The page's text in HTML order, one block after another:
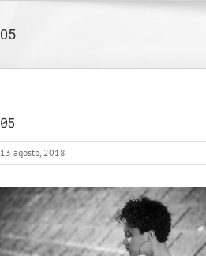
05
05
13 agosto, 2018